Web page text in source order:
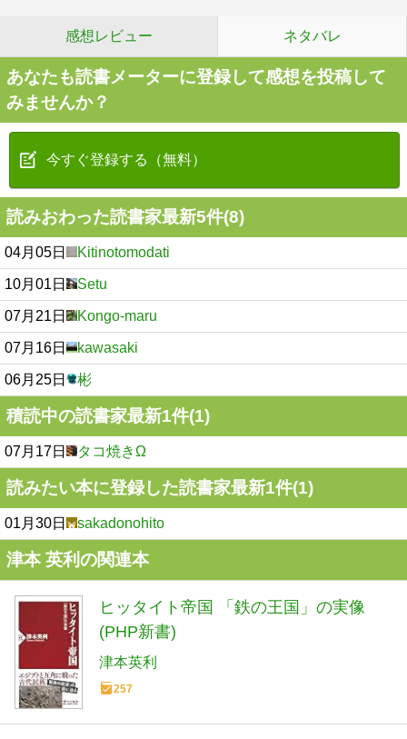
感想レビュー ネタバレ
あなたも読書メーターに登録して感想を投稿して
みませんか？
今すぐ登録する（無料）
読みおわった読書家最新5件(8)
04月05日 Kitinotomodati
10月01日 Setu
07月21日 Kongo-maru
07月16日 kawasaki
06月25日 彬
積読中の読書家最新1件(1)
07月17日 タコ焼きΩ
読みたい本に登録した読書家最新1件(1)
01月30日 sakadonohito
津本 英利の関連本
ヒッタイト帝国 「鉄の王国」の実像
(PHP新書)
津本英利
257